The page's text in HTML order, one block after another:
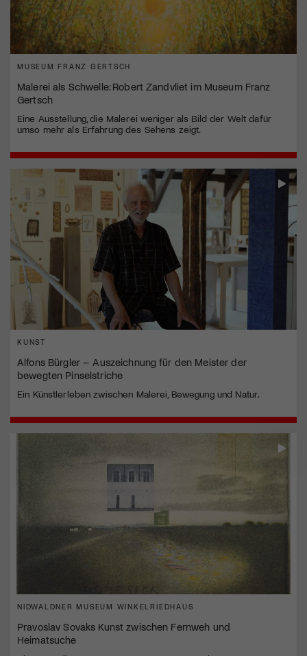
MUSEUM FRANZ GERTSCH
Malerei als Schwelle: Robert Zandvliet im Museum Franz
Gertsch
Eine Ausstellung, die Malerei weniger als Bild der Welt dafür
umso mehr als Erfahrung des Sehens zeigt.
KUNST
Alfons Bürgler – Auszeichnung für den Meister der
bewegten Pinselstriche
Ein Künstlerleben zwischen Malerei, Bewegung und Natur.
NIDWALDNER MUSEUM WINKELRIEDHAUS
Pravoslav Sovaks Kunst zwischen Fernweh und
Heimatsuche